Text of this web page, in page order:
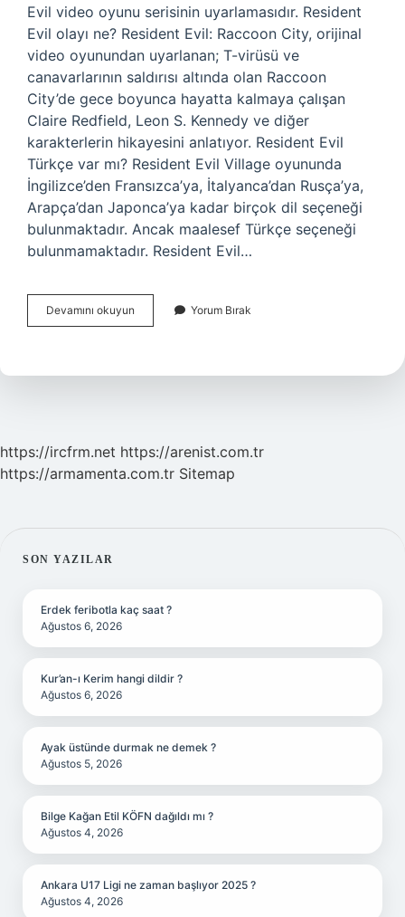
Evil video oyunu serisinin uyarlamasıdır. Resident
Evil olayı ne? Resident Evil: Raccoon City, orijinal
video oyunundan uyarlanan; T-virüsü ve
canavarlarının saldırısı altında olan Raccoon
City’de gece boyunca hayatta kalmaya çalışan
Claire Redfield, Leon S. Kennedy ve diğer
karakterlerin hikayesini anlatıyor. Resident Evil
Türkçe var mı? Resident Evil Village oyununda
İngilizce’den Fransızca’ya, İtalyanca’dan Rusça’ya,
Arapça’dan Japonca’ya kadar birçok dil seçeneği
bulunmaktadır. Ancak maalesef Türkçe seçeneği
bulunmamaktadır. Resident Evil…
Devamını okuyun Resident
Evil
Yorum Bırak
https://ircfrm.net https://arenist.com.tr
https://armamenta.com.tr Sitemap
SIDEBAR
SON YAZILAR
Erdek feribotla kaç saat ?
Ağustos 6, 2026
Kur’an-ı Kerim hangi dildir ?
Ağustos 6, 2026
Ayak üstünde durmak ne demek ?
Ağustos 5, 2026
Bilge Kağan Etil KÖFN dağıldı mı ?
Ağustos 4, 2026
Ankara U17 Ligi ne zaman başlıyor 2025 ?
Ağustos 4, 2026